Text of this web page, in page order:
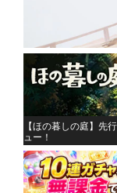
【ほの暮しの庭】先
ュー！